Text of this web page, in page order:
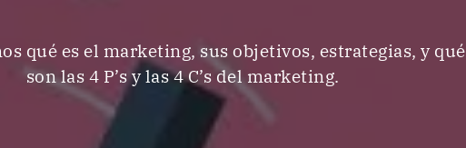
qué es el marketing, sus objetivos, estrategias, y qué
son las 4 P’s y las 4 C’s del marketing.